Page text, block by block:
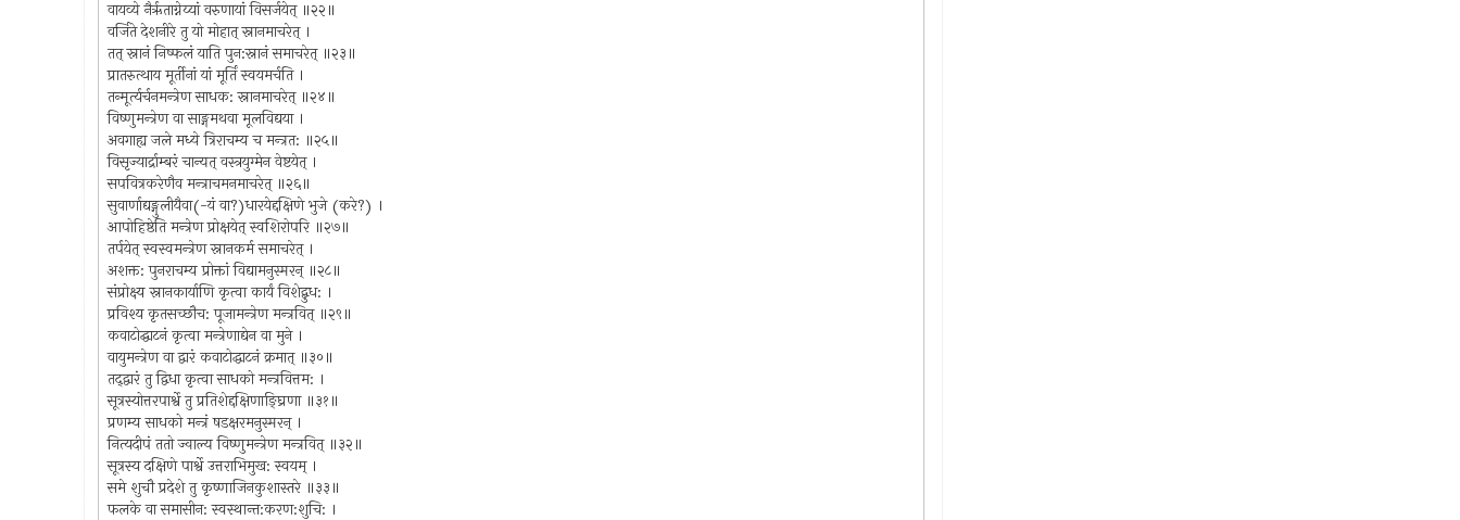
वायव्ये नैरृताग्नेय्यां वरुणायां विसर्जयेत् ॥२२॥
वर्जिते देशनीरे तु यो मोहात् स्नानमाचरेत् ।
तत् स्नानं निष्फलं याति पुन:स्नानं समाचरेत् ॥२३॥
प्रातरुत्थाय मूर्तीनां यां मूर्तिं स्वयमर्चति ।
तन्मूर्त्यर्चनमन्त्रेण साधक: स्नानमाचरेत् ॥२४॥
विष्णुमन्त्रेण वा साङ्गमथवा मूलविद्यया ।
अवगाह्य जले मध्ये त्रिराचम्य च मन्त्रत: ॥२५॥
विसृज्यार्द्राम्बरं चान्यत् वस्त्रयुग्मेन वेष्टयेत् ।
सपवित्रकरेणैव मन्त्राचमनमाचरेत् ॥२६॥
सुवार्णाद्यङ्गुलीयैवा(-यं वा?)धारयेद्दक्षिणे भुजे (करे?) ।
आपोहिष्ठेति मन्त्रेण प्रोक्षयेत् स्वशिरोपरि ॥२७॥
तर्पयेत् स्वस्वमन्त्रेण स्नानकर्म समाचरेत् ।
अशक्त: पुनराचम्य प्रोक्तां विद्यामनुस्मरन् ॥२८॥
संप्रोक्ष्य स्नानकार्याणि कृत्वा कार्यं विशेद्बुध: ।
प्रविश्य कृतसच्छौच: पूजामन्त्रेण मन्त्रवित् ॥२९॥
कवाटोद्घाटनं कृत्वा मन्त्रेणाद्येन वा मुने ।
वायुमन्त्रेण वा द्वारं कवाटोद्धाटनं क्रमात् ॥३०॥
तद्द्वारं तु द्विधा कृत्वा साधको मन्त्रवित्तम: ।
सूत्रस्योत्तरपार्श्वे तु प्रतिशेद्दक्षिणाङ्घ्रिणा ॥३१॥
प्रणम्य साधको मन्त्रं षडक्षरमनुस्मरन् ।
नित्यदीपं ततो ज्वाल्य विष्णुमन्त्रेण मन्त्रवित् ॥३२॥
सूत्रस्य दक्षिणे पार्श्वे उत्तराभिमुख: स्वयम् ।
समे शुचौ प्रदेशे तु कृष्णाजिनकुशास्तरे ॥३३॥
फलके वा समासीन: स्वस्थान्त:करण:शुचि: ।